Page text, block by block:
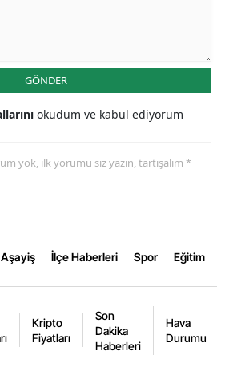
GÖNDER
okudum ve kabul ediyorum
yok, ilk yorumu siz yazın, tartışalım *
Aşayiş İlçe Haberleri Spor Eğitim
Kripto
Fiyatları
Son
Dakika
Haberleri
Hava
Durumu